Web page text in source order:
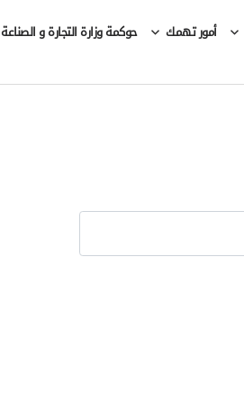
أمور تهمك حوكمة وزارة التجارة و الصناعة